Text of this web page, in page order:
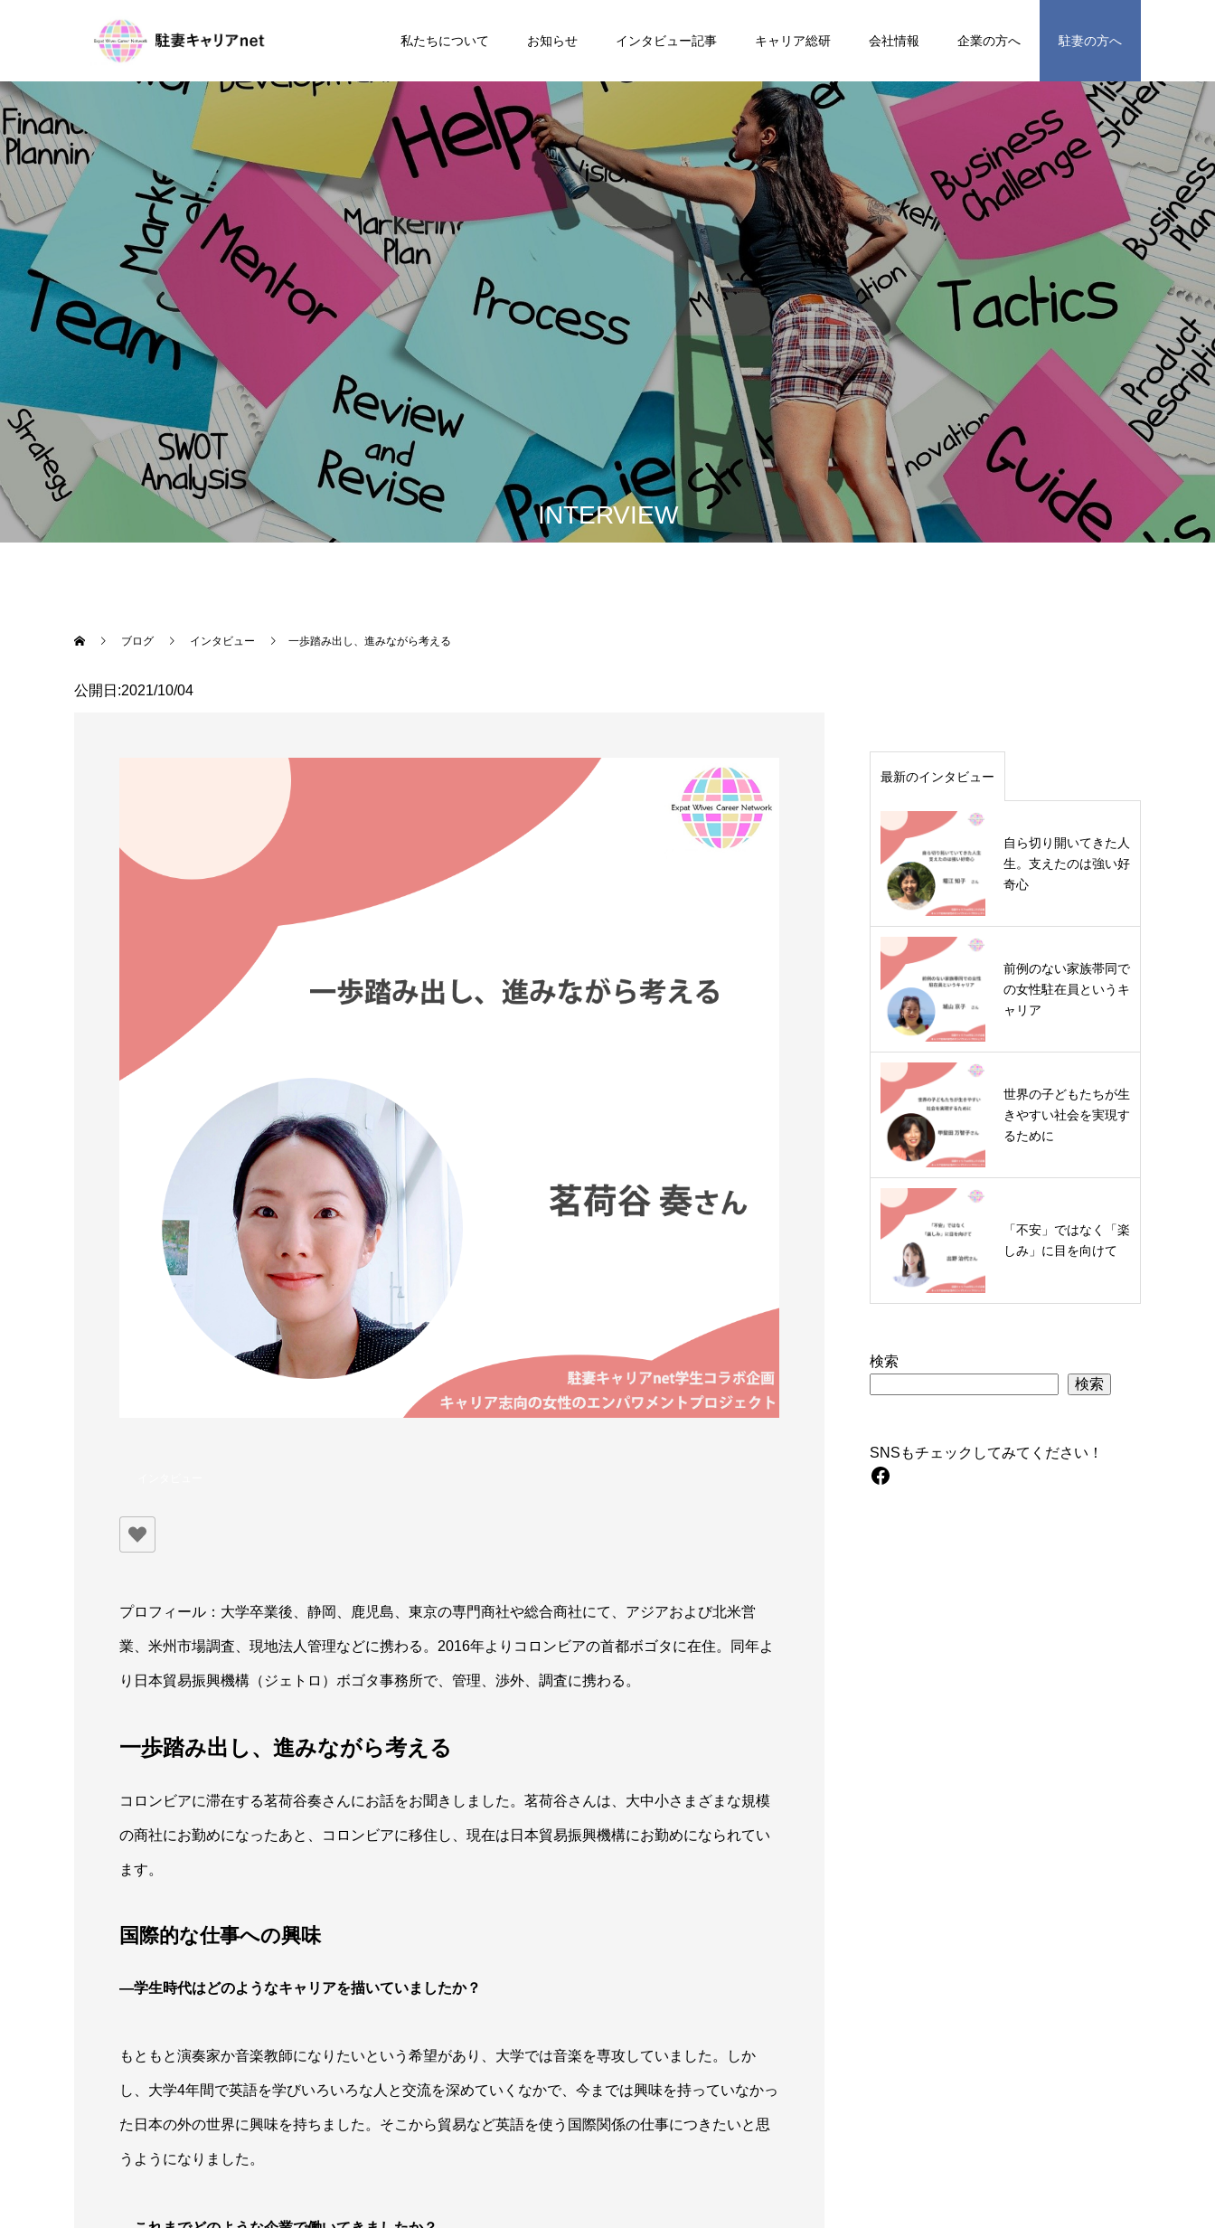
私たちについて お知らせ インタビュー記事 キャリア総研 会社情報 企業の方へ 駐妻の方へ
INTERVIEW
ブログ インタビュー 一歩踏み出し、進みながら考える
公開日:2021/10/04
プロフィール：大学卒業後、静岡、鹿児島、東京の専門商社や総合商社にて、アジアおよび北米営
業、米州市場調査、現地法人管理などに携わる。2016年よりコロンビアの首都ボゴタに在住。同年よ
り日本貿易振興機構（ジェトロ）ボゴタ事務所で、管理、渉外、調査に携わる。
一歩踏み出し、進みながら考える
コロンビアに滞在する茗荷谷奏さんにお話をお聞きしました。茗荷谷さんは、大中小さまざまな規模
の商社にお勤めになったあと、コロンビアに移住し、現在は日本貿易振興機構にお勤めになられてい
ます。
国際的な仕事への興味
―学生時代はどのようなキャリアを描いていましたか？
もともと演奏家か音楽教師になりたいという希望があり、大学では音楽を専攻していました。しか
し、大学4年間で英語を学びいろいろな人と交流を深めていくなかで、今までは興味を持っていなかっ
た日本の外の世界に興味を持ちました。そこから貿易など英語を使う国際関係の仕事につきたいと思
うようになりました。
最新のインタビュー
自ら切り開いてきた人
生。支えたのは強い好
奇心
前例のない家族帯同で
の女性駐在員というキ
ャリア
世界の子どもたちが生
きやすい社会を実現す
るために
「不安」ではなく「楽
しみ」に目を向けて
検索
検索
SNSもチェックしてみてください！